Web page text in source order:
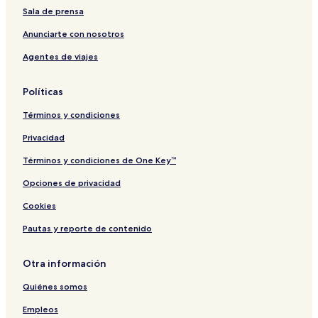
s
t
a
e
s
o
t
o
t
e
&
a
x
u
r
R
r
e
a
t
Sala de prensa
Anunciarte con nosotros
Agentes de viajes
Políticas
Términos y condiciones
Privacidad
Términos y condiciones de One Key™
Opciones de privacidad
Cookies
Pautas y reporte de contenido
Otra información
Quiénes somos
Empleos